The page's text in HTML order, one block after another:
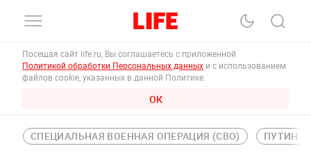
Посещая сайт life.ru, Вы соглашаетесь с приложенной
Политикой обработки Персональных данных и с использованием
файлов cookie, указанных в данной Политике.
ОК
СПЕЦИАЛЬНАЯ ВОЕННАЯ ОПЕРАЦИЯ (СВО) ПУТИН